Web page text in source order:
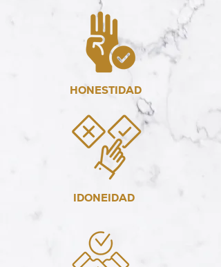
HONESTIDAD
IDONEIDAD